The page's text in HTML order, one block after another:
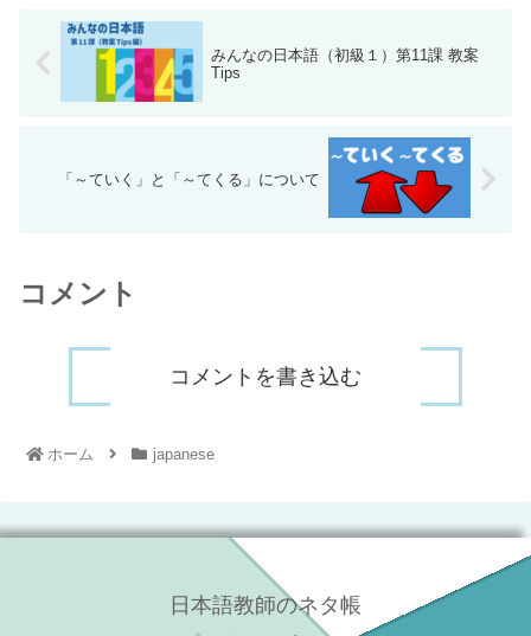
みんなの日本語（初級１）第11課 教案
Tips
「～ていく」と「～てくる」について
コメント
コメントを書き込む
ホーム japanese
日本語教師のネタ帳